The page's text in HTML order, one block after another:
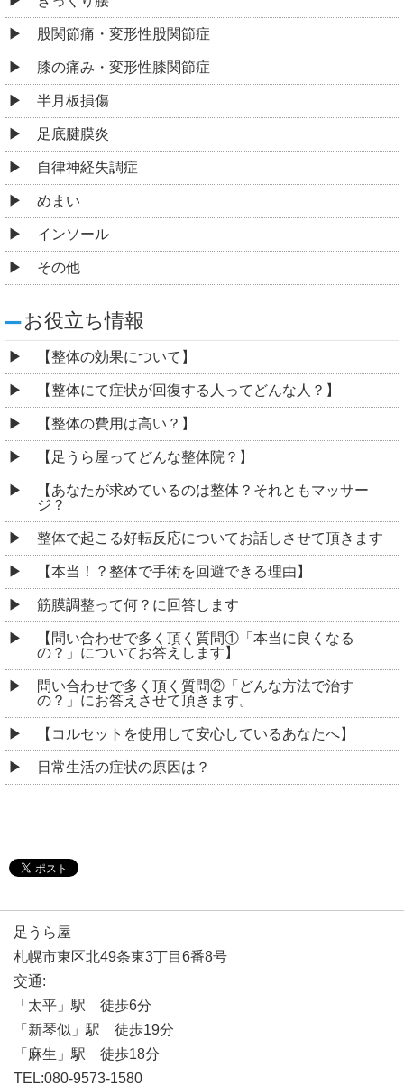
股関節痛・変形性股関節症
膝の痛み・変形性膝関節症
半月板損傷
足底腱膜炎
自律神経失調症
めまい
インソール
その他
お役立ち情報
【整体の効果について】
【整体にて症状が回復する人ってどんな人？】
【整体の費用は高い？】
【足うら屋ってどんな整体院？】
【あなたが求めているのは整体？それともマッサー
ジ？
整体で起こる好転反応についてお話しさせて頂きます
【本当！？整体で手術を回避できる理由】
筋膜調整って何？に回答します
【問い合わせで多く頂く質問①「本当に良くなる
の？」についてお答えします】
問い合わせで多く頂く質問②「どんな方法で治す
の？」にお答えさせて頂きます。
【コルセットを使用して安心しているあなたへ】
日常生活の症状の原因は？
足うら屋
札幌市東区北49条東3丁目6番8号
交通:
「太平」駅 徒歩6分
「新琴似」駅 徒歩19分
「麻生」駅 徒歩18分
TEL:080-9573-1580